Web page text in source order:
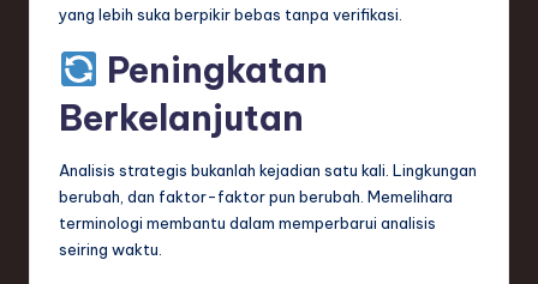
yang lebih suka berpikir bebas tanpa verifikasi.
Peningkatan
Berkelanjutan
Analisis strategis bukanlah kejadian satu kali. Lingkungan
berubah, dan faktor-faktor pun berubah. Memelihara
terminologi membantu dalam memperbarui analisis
seiring waktu.